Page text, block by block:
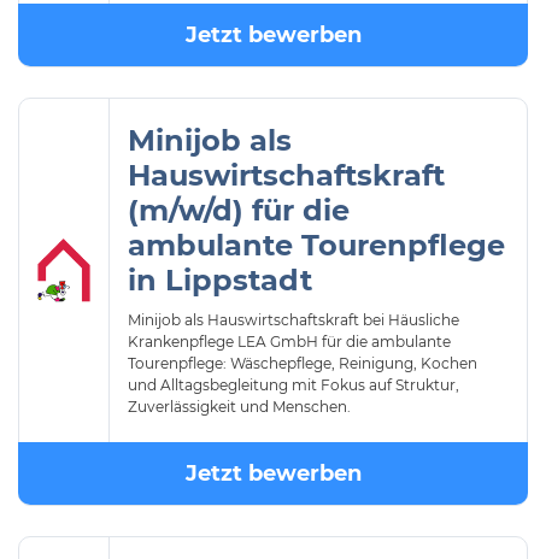
Jetzt bewerben
Minijob als
Hauswirtschaftskraft
(m/w/d) für die
ambulante Tourenpflege
in Lippstadt
Minijob als Hauswirtschaftskraft bei Häusliche
Krankenpflege LEA GmbH für die ambulante
Tourenpflege: Wäschepflege, Reinigung, Kochen
und Alltagsbegleitung mit Fokus auf Struktur,
Zuverlässigkeit und Menschen.
Jetzt bewerben